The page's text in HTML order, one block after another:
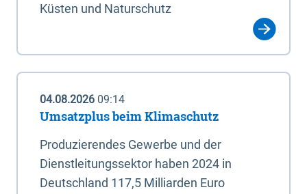
Küsten und Naturschutz
04.08.2026 09:14
Umsatzplus beim Klimaschutz
Produzierendes Gewerbe und der
Dienstleitungssektor haben 2024 in
Deutschland 117,5 Milliarden Euro